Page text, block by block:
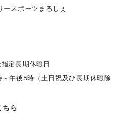
スポーツまるしぇ
定長期休暇日
午後5時（土日祝及び長期休暇除
ら